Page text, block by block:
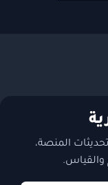
المنصة،
والقياس.